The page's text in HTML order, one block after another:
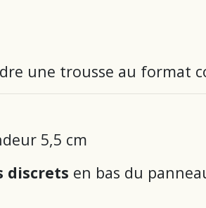
une trousse au format
5,5 cm
discrets en bas du